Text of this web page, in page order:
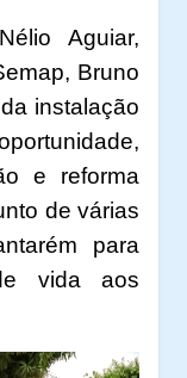
Aguiar,
Bruno
instalação
e reforma
de várias
para
vida aos